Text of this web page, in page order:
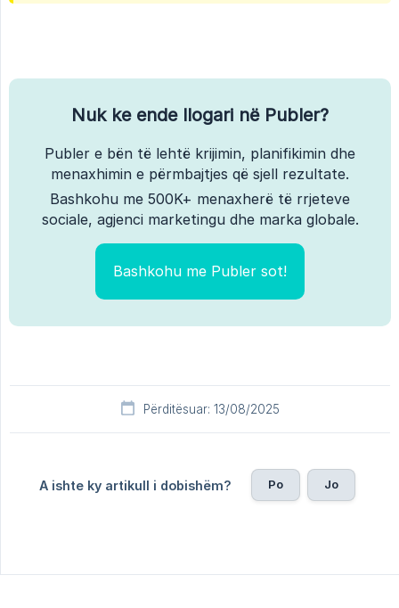
Nuk ke ende llogari në Publer?
Publer e bën të lehtë krijimin, planifikimin dhe
menaxhimin e përmbajtjes që sjell rezultate.
Bashkohu me 500K+ menaxherë të rrjeteve
sociale, agjenci marketingu dhe marka globale.
Bashkohu me Publer sot!
Përditësuar: 13/08/2025
A ishte ky artikull i dobishëm? Po Jo